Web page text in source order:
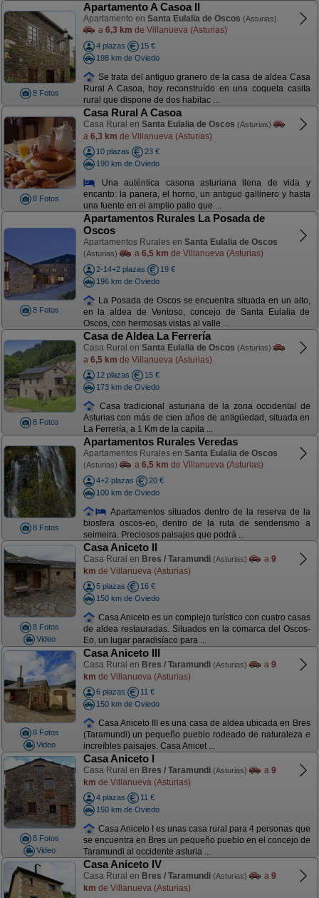
8 Fotos
Apartamento A Casoa II
Apartamento en Santa Eulalia de Oscos (Asturias)
a 6,3 km de Villanueva (Asturias)
4 plazas
15 €
198 km de Oviedo
Se trata del antiguo granero de la casa de aldea Casa
Rural A Casoa, hoy reconstruído en una coqueta casita
rural que dispone de dos habitac ...
8 Fotos
Casa Rural A Casoa
Casa Rural en Santa Eulalia de Oscos (Asturias)
a 6,3 km de Villanueva (Asturias)
10 plazas
23 €
190 km de Oviedo
Una auténtica casona asturiana llena de vida y
encanto: la panera, el horno, un antiguo gallinero y hasta
una fuente en el amplio patio que ...
8 Fotos
Apartamentos Rurales La Posada de
Oscos
Apartamentos Rurales en Santa Eulalia de Oscos
(Asturias) a 6,5 km de Villanueva (Asturias)
2-14+2 plazas
19 €
196 km de Oviedo
La Posada de Oscos se encuentra situada en un alto,
en la aldea de Ventoso, concejo de Santa Eulalia de
Oscos, con hermosas vistas al valle ...
8 Fotos
Casa de Aldea La Ferrería
Casa Rural en Santa Eulalia de Oscos (Asturias)
a 6,5 km de Villanueva (Asturias)
12 plazas
15 €
173 km de Oviedo
Casa tradicional asturiana de la zona occidental de
Asturias con más de cien años de antigüedad, situada en
La Ferrería, a 1 Km de la capita ...
8 Fotos
Apartamentos Rurales Veredas
Apartamentos Rurales en Santa Eulalia de Oscos
(Asturias) a 6,5 km de Villanueva (Asturias)
4+2 plazas
20 €
100 km de Oviedo
Apartamentos situados dentro de la reserva de la
biosfera oscos-eo, dentro de la ruta de senderismo a
seimeira. Preciosos paisajes que podrá ...
8 Fotos
Video
Casa Aniceto II
Casa Rural en Bres / Taramundi (Asturias) a 9
km de Villanueva (Asturias)
5 plazas
16 €
150 km de Oviedo
Casa Aniceto es un complejo turístico con cuatro casas
de aldea restauradas. Situados en la comarca del Oscos-
Eo, un lugar paradisíaco para ...
8 Fotos
Video
Casa Aniceto III
Casa Rural en Bres / Taramundi (Asturias) a 9
km de Villanueva (Asturias)
6 plazas
11 €
150 km de Oviedo
Casa Aniceto III es una casa de aldea ubicada en Bres
(Taramundi) un pequeño pueblo rodeado de naturaleza e
increíbles paisajes. Casa Anicet ...
8 Fotos
Video
Casa Aniceto I
Casa Rural en Bres / Taramundi (Asturias) a 9
km de Villanueva (Asturias)
4 plazas
11 €
150 km de Oviedo
Casa Aniceto I es unas casa rural para 4 personas que
se encuentra en Bres un pequeño pueblo en el concejo de
Taramundi al occidente asturia ...
Casa Aniceto IV
Casa Rural en Bres / Taramundi (Asturias) a 9
km de Villanueva (Asturias)